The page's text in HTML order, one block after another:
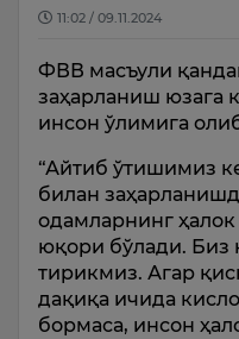
11:02 / 09.11.2024
ФВВ масъули
заҳарланиш юзага
инсон ўлимига
“Айтиб ўтишимиз
билан
одамларнинг
юқори бўлади. Биз
тирикмиз. Агар
дақиқа ичида
бормаса, инсон